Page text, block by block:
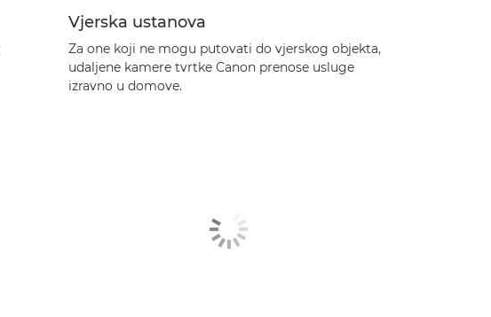
Vjerska ustanova
Za one koji ne mogu putovati do vjerskog objekta,
udaljene kamere tvrtke Canon prenose usluge
izravno u domove.